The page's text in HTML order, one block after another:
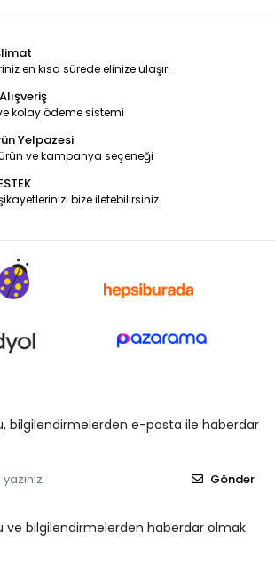
en kısa sürede elinize ulaşır.
kolay ödeme sistemi
Yelpazesi
ve kampanya seçeneği
bize iletebilirsiniz.
bilgilendirmelerden e-posta ile haberdar
Gönder
ve bilgilendirmelerden haberdar olmak